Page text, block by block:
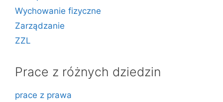
Wychowanie fizyczne
Zarządzanie
ZZL
Prace z różnych dziedzin
prace z prawa